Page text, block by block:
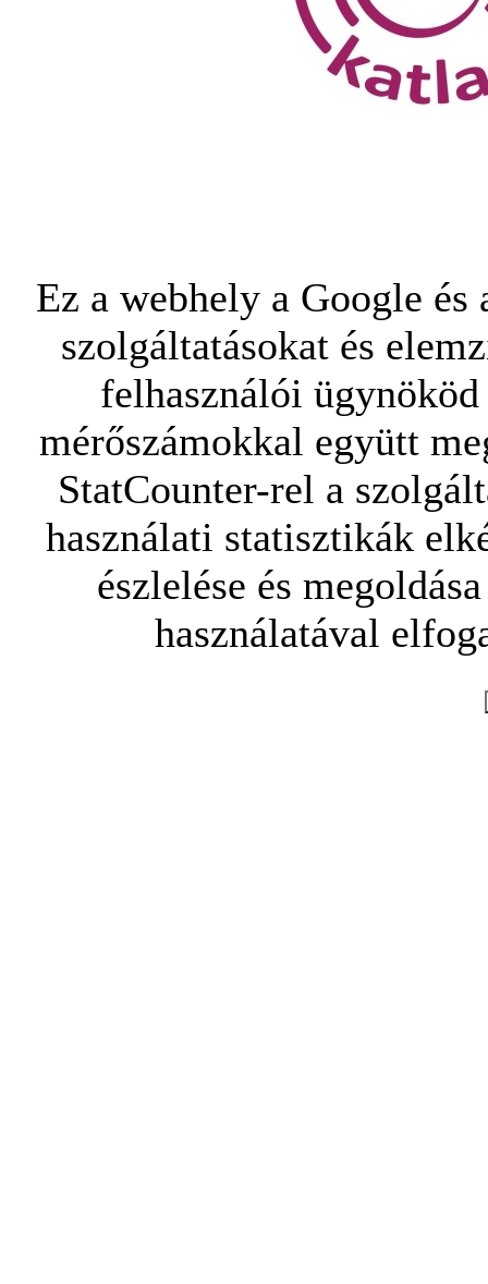
Ez a webhely a Google
szolgáltatásokat és
felhasználói
mérőszámokkal együtt
StatCounter-rel a
használati statisztikák
észlelése és
használatával